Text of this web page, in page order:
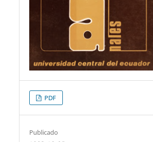
PDF
Publicado